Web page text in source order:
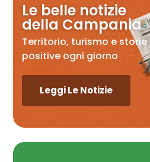
Le belle notizie
della Campania
Territorio, turismo e storie
positive ogni giorno
Leggi Le Notizie